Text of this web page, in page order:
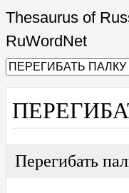
Thesaurus of
RuWordNet
Перегибать